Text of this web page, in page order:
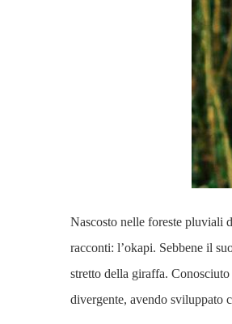
Nascosto nelle foreste pluviali
racconti: l’okapi. Sebbene il
stretto della giraffa.
divergente, avendo sviluppato